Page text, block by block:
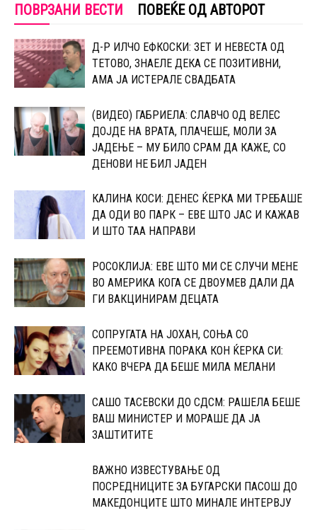
ПОВРЗАНИ ВЕСТИ ПОВЕЌЕ ОД АВТОРОТ
Д-Р ИЛЧО ЕФКОСКИ: ЗЕТ И НЕВЕСТА ОД
ТЕТОВО, ЗНАЕЛЕ ДЕКА СЕ ПОЗИТИВНИ,
АМА ЈА ИСТЕРАЛЕ СВАДБАТА
(ВИДЕО) ГАБРИЕЛА: СЛАВЧО ОД ВЕЛЕС
ДОЈДЕ НА ВРАТА, ПЛАЧЕШЕ, МОЛИ ЗА
ЈАДЕЊЕ – МУ БИЛО СРАМ ДА КАЖЕ, СО
ДЕНОВИ НЕ БИЛ ЈАДЕН
КАЛИНА КОСИ: ДЕНЕС ЌЕРКА МИ ТРЕБАШЕ
ДА ОДИ ВО ПАРК – ЕВЕ ШТО ЈАС И КАЖАВ
И ШТО ТАА НАПРАВИ
РОСОКЛИЈА: ЕВЕ ШТО МИ СЕ СЛУЧИ МЕНЕ
ВО АМЕРИКА КОГА СЕ ДВОУМЕВ ДАЛИ ДА
ГИ ВАКЦИНИРАМ ДЕЦАТА
СОПРУГАТА НА ЈОХАН, СОЊА СО
ПРЕЕМОТИВНА ПОРАКА КОН ЌЕРКА СИ:
КАКО ВЧЕРА ДА БЕШЕ МИЛА МЕЛАНИ
САШО ТАСЕВСКИ ДО СДСМ: РАШЕЛА БЕШЕ
ВАШ МИНИСТЕР И МОРАШЕ ДА ЈА
ЗАШТИТИТЕ
ВАЖНО ИЗВЕСТУВАЊЕ ОД
ПОСРЕДНИЦИТЕ ЗА БУГАРСКИ ПАСОШ ДО
МАКЕДОНЦИТЕ ШТО МИНАЛЕ ИНТЕРВЈУ